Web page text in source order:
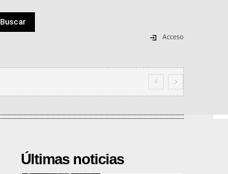
Buscar
Acceso
Últimas noticias